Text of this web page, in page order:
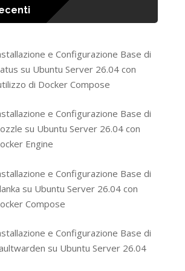
e Configurazione Base di
su Ubuntu Server 26.04 con
di Docker Compose
e Configurazione Base di
su Ubuntu Server 26.04 con
Engine
e Configurazione Base di
su Ubuntu Server 26.04 con
Compose
e Configurazione Base di
su Ubuntu Server 26.04